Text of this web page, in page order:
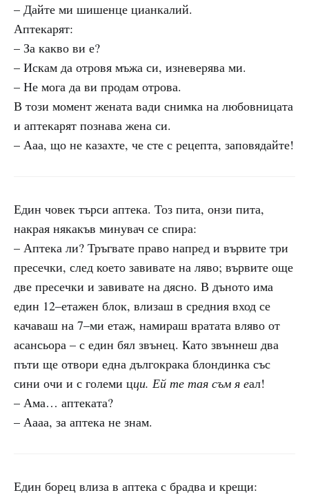
– Дайте ми шишенце цианкалий.
Аптекарят:
– За какво ви е?
– Искам да отровя мъжа си, изневерява ми.
– Не мога да ви продам отрова.
В този момент жената вади снимка на любовницата
и аптекарят познава жена си.
– Ааа, що не казахте, че сте с рецепта, заповядайте!
Един човек търси аптека. Тоз пита, онзи пита,
накрая някакъв минувач се спира:
– Аптека ли? Тръгвате право напред и вървите три
пресечки, след което завивате на ляво; вървите още
две пресечки и завивате на дясно. В дъното има
един 12–етажен блок, влизаш в средния вход се
качаваш на 7–ми етаж, намираш вратата вляво от
асансьора – с един бял звънец. Като звъннеш два
пъти ще отвори една дългокрака блондинка със
сини очи и с големи цци. Ей те тая съм я еал!
– Ама… аптеката?
– Аааа, за аптека не знам.
Един борец влиза в аптека с брадва и крещи: